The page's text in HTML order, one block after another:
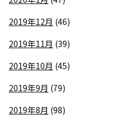
2019年12月 (46)
2019年11月 (39)
2019年10月 (45)
2019年9月 (79)
2019年8月 (98)